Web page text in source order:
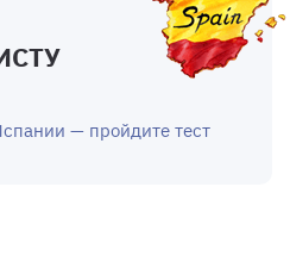
— пройдите тест